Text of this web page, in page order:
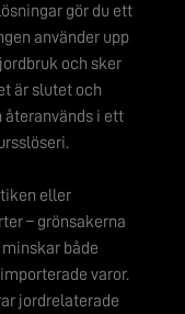
gör du ett
använder upp
och sker
är slutet och
återanvänds i ett
eller
– grönsakerna
både
varor.
jordrelaterade